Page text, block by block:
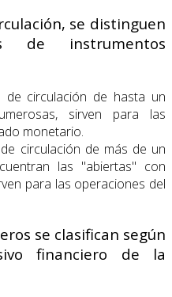
se distinguen
de instrumentos
circulación de hasta un
sirven para las
monetario.
circulación de más de un
las "abiertas" con
para las operaciones del
se clasifican según
financiero de la